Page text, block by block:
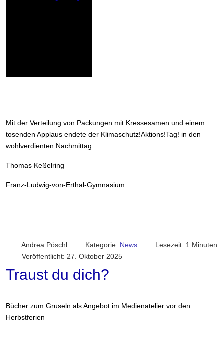
Mit der Verteilung von Packungen mit Kressesamen und einem
tosenden Applaus endete der Klimaschutz!Aktions!Tag! in den
wohlverdienten Nachmittag.
Thomas Keßelring
Franz-Ludwig-von-Erthal-Gymnasium
Andrea Pöschl Kategorie: News
Lesezeit: 1 Minuten
Veröffentlicht: 27. Oktober 2025
Traust du dich?
Bücher zum Gruseln als Angebot im Medienatelier vor den
Herbstferien